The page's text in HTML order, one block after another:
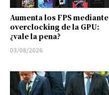
Aumenta los FPS mediante
overclocking de la GPU:
¿vale la pena?
03/08/2026